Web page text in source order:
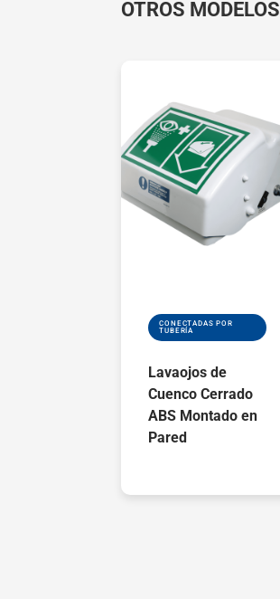
OTROS MODELOS
CONECTADAS POR
TUBERÍA
Lavaojos de
Cuenco Cerrado
ABS Montado en
Pared